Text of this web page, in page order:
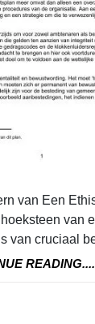
van Een
van
van cruciaal
READING....